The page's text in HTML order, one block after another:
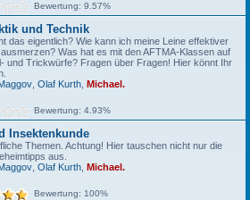
Bewertung: 9.57%
und Technik
das eigentlich? Wie kann ich meine Leine effektiver
Was hat es mit den AFTMA-Klassen auf
und Trickwürfe? Fragen über Fragen! Hier könnt Ihr
Olaf Kurth
Michael.
Bewertung: 4.93%
Insektenkunde
Themen. Achtung! Hier tauschen nicht nur die
aus.
Olaf Kurth
Michael.
Bewertung: 100%